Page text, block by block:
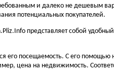
и далеко не дешевым
потенциальных покупателей.
представляет собой
его посещаемость. С его
цена на недвижимость.